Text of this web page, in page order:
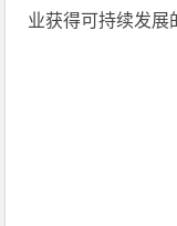
业获得可持续发展